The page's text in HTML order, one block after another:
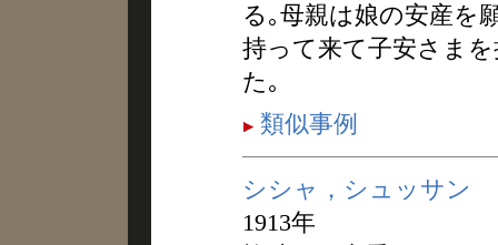
る｡母親は娘の安産を
持って来て子安さま
た｡
類似事例
シシャ，シュッサン
1913年